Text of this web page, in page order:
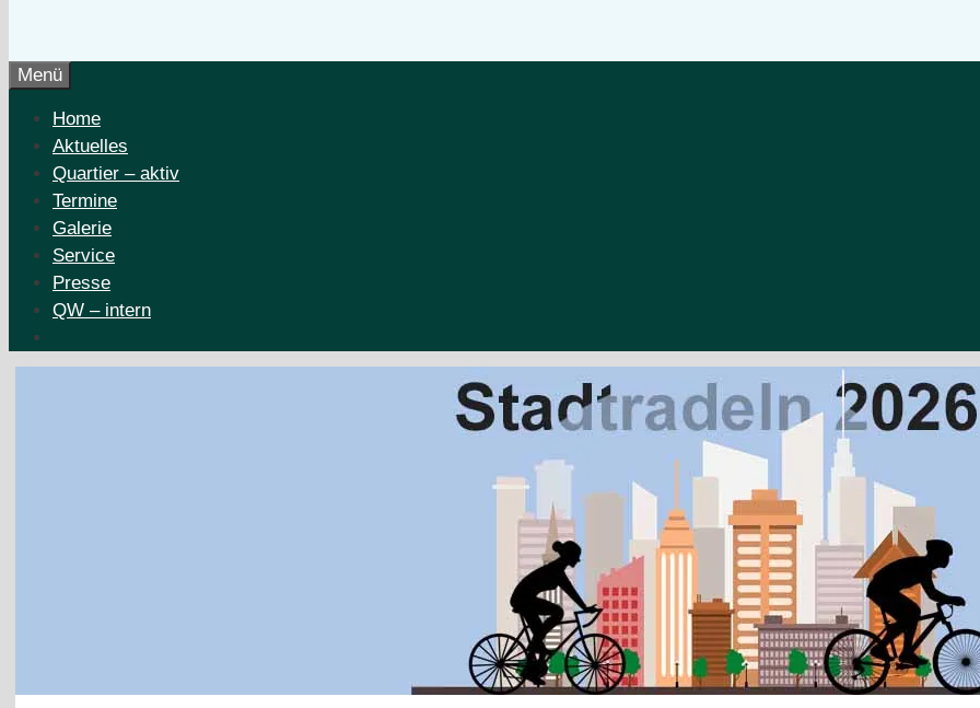
Menü
Home
Aktuelles
Quartier – aktiv
Termine
Galerie
Service
Presse
QW – intern